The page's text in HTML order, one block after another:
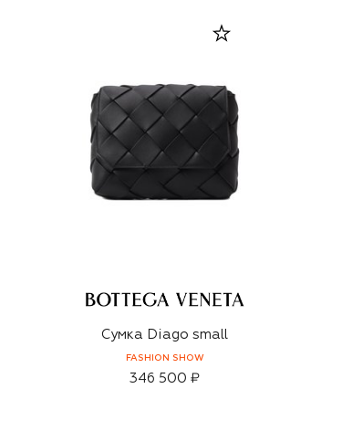
Сумка Diago small
FASHION SHOW
346 500 ₽